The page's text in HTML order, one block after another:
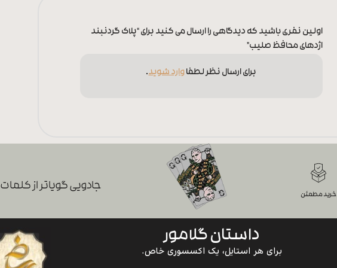
اولین نفری باشید که دیدگاهی را ارسال می کنید برای “پلاک گردنبند
اژدهای محافظ صلیب”
برای ارسال نظر لطفاوارد شوید.
خرید مطمئن
جادویی گویاتر از کلمات
داستان گلامور
برای هر استایل، یک اکسسوری خاص.